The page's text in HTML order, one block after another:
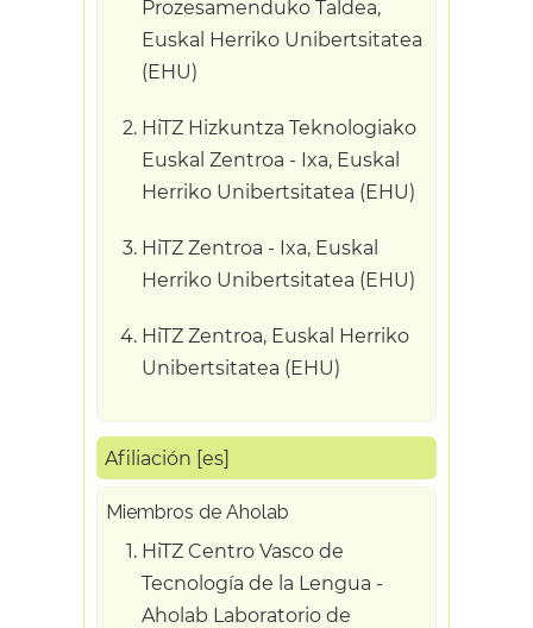
Prozesamenduko Taldea,
Euskal Herriko Unibertsitatea
(EHU)
HiTZ Hizkuntza Teknologiako
Euskal Zentroa - Ixa, Euskal
Herriko Unibertsitatea (EHU)
HiTZ Zentroa - Ixa, Euskal
Herriko Unibertsitatea (EHU)
HiTZ Zentroa, Euskal Herriko
Unibertsitatea (EHU)
Afiliación [es]
Miembros de Aholab
HiTZ Centro Vasco de
Tecnología de la Lengua -
Aholab Laboratorio de